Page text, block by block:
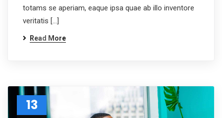
totams se aperiam, eaque ipsa quae ab illo inventore
veritatis […]
Read More
13